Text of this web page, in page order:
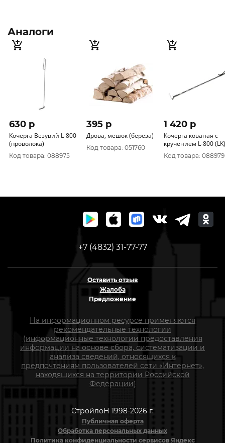
Аналоги
630 p
Кочерга Везувий L-800
(проволока)
Код товара: 088975
395 p
Дрова, мешок (береза)
Код товара: 051760
1 420 p
Кочерга кованая с
кручением L-800 (LK)
Код товара: 088979
+7 (4832) 31-77-77
Оставить отзыв
Жалоба
Предложение
На информационном ресурсе применяются
рекомендательные технологии
(информационные технологии предоставления
информации на основе сбора, систематизации и
анализа сведений, относящихся к
предпочтениям пользователей сети «Интернет»,
находящихся на территории Российской
Федерации)
СтройлоН 1998-2026 г.
Публичная оферта
Обработка персональных данных
Политика конфиденциальности сервисов Яндекс